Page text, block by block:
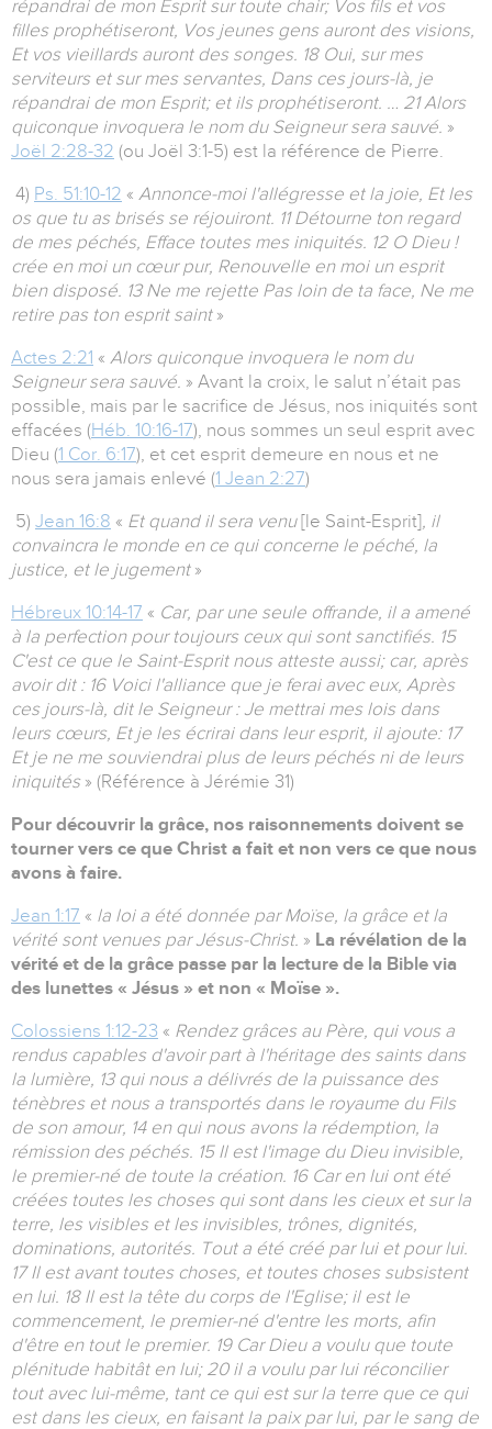
répandrai de mon Esprit sur toute chair; Vos fils et vos
filles prophétiseront, Vos jeunes gens auront des visions,
Et vos vieillards auront des songes. 18 Oui, sur mes
serviteurs et sur mes servantes, Dans ces jours-là, je
répandrai de mon Esprit; et ils prophétiseront. … 21 Alors
quiconque invoquera le nom du Seigneur sera sauvé. »
Joël 2:28-32 (ou Joël 3:1-5) est la référence de Pierre.
4) Ps. 51:10-12 « Annonce-moi l'allégresse et la joie, Et les
os que tu as brisés se réjouiront. 11 Détourne ton regard
de mes péchés, Efface toutes mes iniquités. 12 O Dieu !
crée en moi un cœur pur, Renouvelle en moi un esprit
bien disposé. 13 Ne me rejette Pas loin de ta face, Ne me
retire pas ton esprit saint»
Actes 2:21 « Alors quiconque invoquera le nom du
Seigneur sera sauvé. » Avant la croix, le salut n’était pas
possible, mais par le sacrifice de Jésus, nos iniquités sont
effacées (Héb. 10:16-17), nous sommes un seul esprit avec
Dieu (1 Cor. 6:17), et cet esprit demeure en nous et ne
nous sera jamais enlevé (1 Jean 2:27)
5) Jean 16:8 « Et quand il sera venu[le Saint-Esprit], il
convaincra le monde en ce qui concerne le péché, la
justice, et le jugement»
Hébreux 10:14-17 « Car, par une seule offrande, il a amené
à la perfection pour toujours ceux qui sont sanctifiés. 15
C'est ce que le Saint-Esprit nous atteste aussi; car, après
avoir dit : 16 Voici l'alliance que je ferai avec eux, Après
ces jours-là, dit le Seigneur : Je mettrai mes lois dans
leurs cœurs, Et je les écrirai dans leur esprit, il ajoute: 17
Et je ne me souviendrai plus de leurs péchés ni de leurs
iniquités» (Référence à Jérémie 31)
Pour découvrir la grâce, nos raisonnements doivent se
tourner vers ce que Christ a fait et non vers ce que nous
avons à faire.
Jean 1:17 « la loi a été donnée par Moïse, la grâce et la
vérité sont venues par Jésus-Christ. » La révélation de la
vérité et de la grâce passe par la lecture de la Bible via
des lunettes « Jésus » et non « Moïse ».
Colossiens 1:12-23 « Rendez grâces au Père, qui vous a
rendus capables d'avoir part à l'héritage des saints dans
la lumière, 13 qui nous a délivrés de la puissance des
ténèbres et nous a transportés dans le royaume du Fils
de son amour, 14 en qui nous avons la rédemption, la
rémission des péchés. 15 Il est l'image du Dieu invisible,
le premier-né de toute la création. 16 Car en lui ont été
créées toutes les choses qui sont dans les cieux et sur la
terre, les visibles et les invisibles, trônes, dignités,
dominations, autorités. Tout a été créé par lui et pour lui.
17 Il est avant toutes choses, et toutes choses subsistent
en lui. 18 Il est la tête du corps de l'Eglise; il est le
commencement, le premier-né d'entre les morts, afin
d'être en tout le premier. 19 Car Dieu a voulu que toute
plénitude habitât en lui; 20 il a voulu par lui réconcilier
tout avec lui-même, tant ce qui est sur la terre que ce qui
est dans les cieux, en faisant la paix par lui, par le sang de